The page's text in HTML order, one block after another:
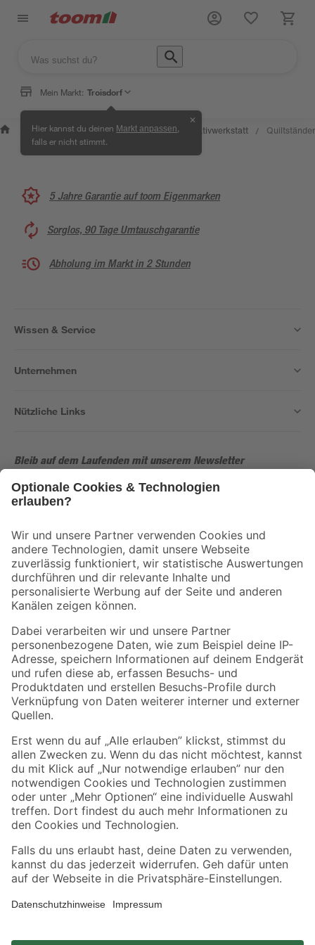
Mein Markt: Troisdorf
Hier kannst du deinen Markt anpassen
falls er nicht stimmt.
✕
Wissen &
Service
/
Selbermachen &
Ratgeber
/ Kreativwerkstatt / Quiltständer
5 Jahre Garantie auf toom Eigenmarken
Sorglos, 90 Tage Umtauschgarantie
Abholung im Markt in 2 Stunden
Wissen & Service
Unternehmen
Nützliche Links
Bleib auf dem Laufenden mit unserem Newsletter
Der toom Newsletter: Keine Angebote und Aktionen mehr verpassen!
Folge uns
Zahlungsarten Versandarten
Sicher einkaufen
Jetzt die toom-App herunterladen
Alle Preisangaben in EUR inkl. gesetzl. MwSt.. Die dargestellten Angebote sind unter
Umständen nicht in allen Märkten verfügbar. Die angegebenen Verfügbarkeiten beziehen
sich auf den unter "Mein Markt" ausgewählten toom Baumarkt. Alle Angebote und
*Paketversand ab 59 € versandkostenfrei, gilt nicht für Artikel mit Speditionsversand, hier
fallen zusätzliche Versandkosten an.